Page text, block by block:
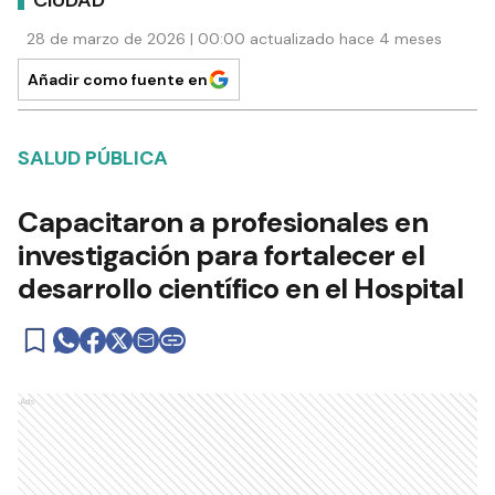
28 de marzo de 2026 | 00:00 actualizado hace 4 meses
Añadir como fuente en
SALUD PÚBLICA
Capacitaron a profesionales en
investigación para fortalecer el
desarrollo científico en el Hospital
Ads